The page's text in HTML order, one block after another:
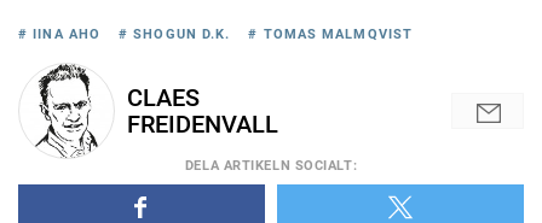
# IINA AHO # SHOGUN D.K. # TOMAS MALMQVIST
CLAES
FREIDENVALL
DELA ARTIKELN SOCIALT: